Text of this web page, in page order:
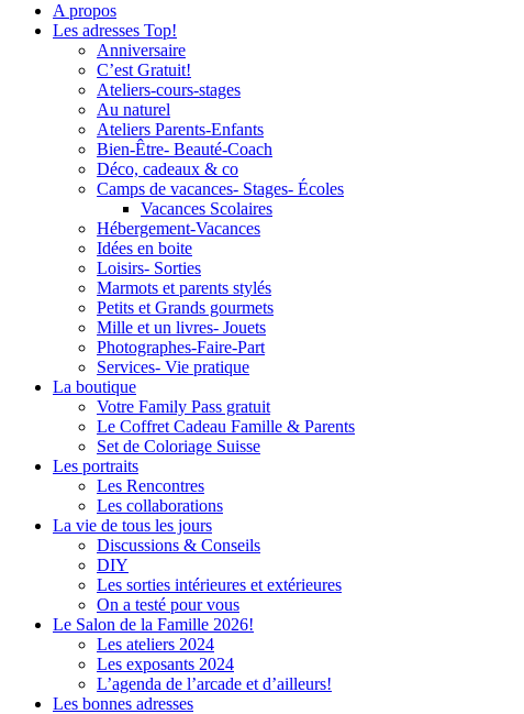
A propos
Les adresses Top!
Anniversaire
C’est Gratuit!
Ateliers-cours-stages
Au naturel
Ateliers Parents-Enfants
Bien-Être- Beauté-Coach
Déco, cadeaux & co
Camps de vacances- Stages- Écoles
Vacances Scolaires
Hébergement-Vacances
Idées en boite
Loisirs- Sorties
Marmots et parents stylés
Petits et Grands gourmets
Mille et un livres- Jouets
Photographes-Faire-Part
Services- Vie pratique
La boutique
Votre Family Pass gratuit
Le Coffret Cadeau Famille & Parents
Set de Coloriage Suisse
Les portraits
Les Rencontres
Les collaborations
La vie de tous les jours
Discussions & Conseils
DIY
Les sorties intérieures et extérieures
On a testé pour vous
Le Salon de la Famille 2026!
Les ateliers 2024
Les exposants 2024
L’agenda de l’arcade et d’ailleurs!
Les bonnes adresses